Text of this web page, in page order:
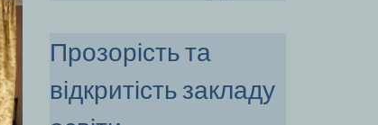
Прозорість та
відкритість закладу